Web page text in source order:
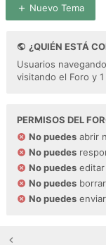
Nuevo Tema
¿QUIÉN ESTÁ
Usuarios
visitando el Foro y
PERMISOS DEL
No puedes abrir
No puedes
No puedes
No puedes
No puedes